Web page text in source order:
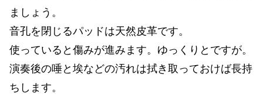
ましょう。
音孔を閉じるパッドは天然皮革です。
使っていると傷みが進みます。ゆっくりとですが。
演奏後の唾と埃などの汚れは拭き取っておけば長持
ちします。